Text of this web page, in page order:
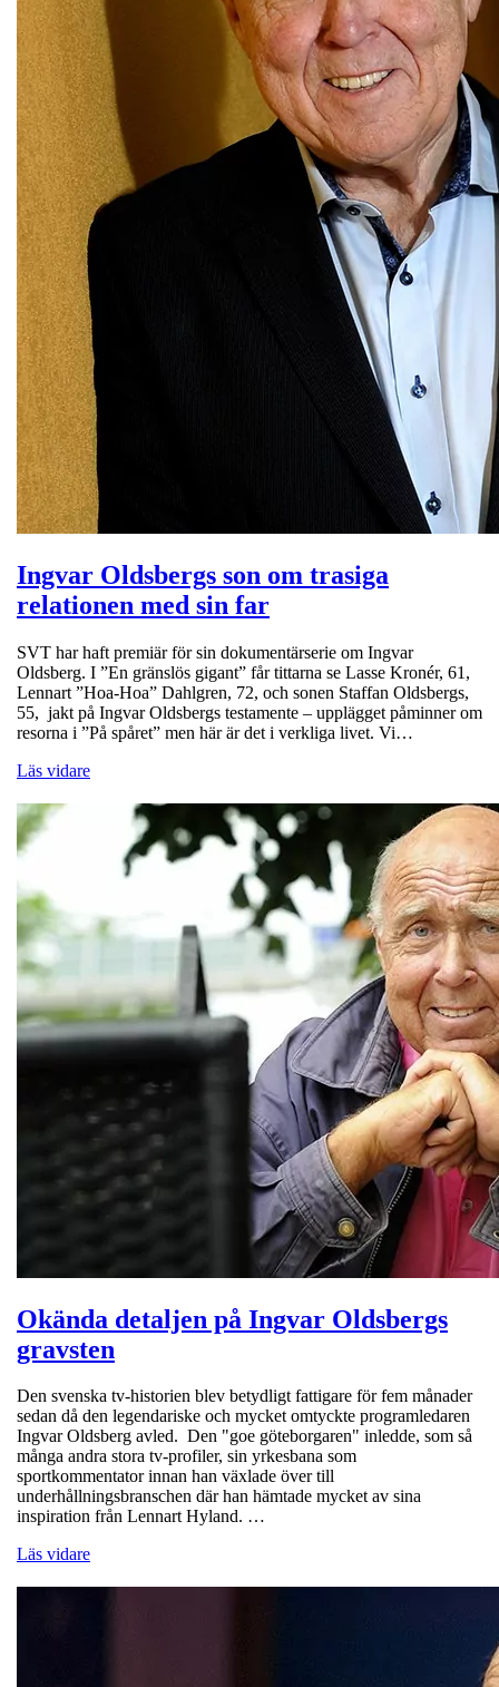
Ingvar Oldsbergs son om trasiga
relationen med sin far
SVT har haft premiär för sin dokumentärserie om Ingvar
Oldsberg. I ”En gränslös gigant” får tittarna se Lasse Kronér, 61,
Lennart ”Hoa-Hoa” Dahlgren, 72, och sonen Staffan Oldsbergs,
55, jakt på Ingvar Oldsbergs testamente – upplägget påminner om
resorna i ”På spåret” men här är det i verkliga livet. Vi…
Läs vidare
Okända detaljen på Ingvar Oldsbergs
gravsten
Den svenska tv-historien blev betydligt fattigare för fem månader
sedan då den legendariske och mycket omtyckte programledaren
Ingvar Oldsberg avled. Den "goe göteborgaren" inledde, som så
många andra stora tv-profiler, sin yrkesbana som
sportkommentator innan han växlade över till
underhållningsbranschen där han hämtade mycket av sina
inspiration från Lennart Hyland. …
Läs vidare